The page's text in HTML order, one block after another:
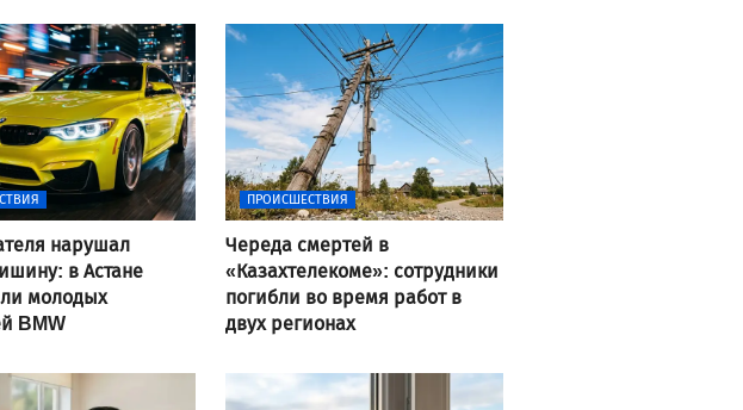
нарушал
в Астане
молодых
BMW
ПРОИСШЕСТВИЯ
Череда смертей в
«Казахтелекоме»: сотрудники
погибли во время работ в
двух регионах